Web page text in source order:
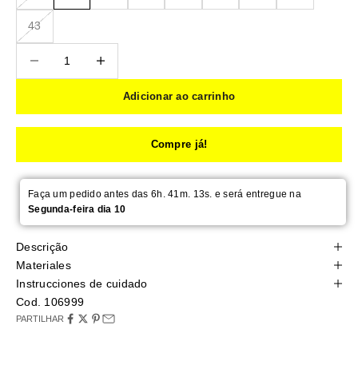
43
Adicionar ao carrinho
Compre já!
Faça um pedido antes das 6h. 41m. 13s. e será entregue na
Segunda-feira dia 10
Descrição
Materiales
Instrucciones de cuidado
Cod. 106999
PARTILHAR